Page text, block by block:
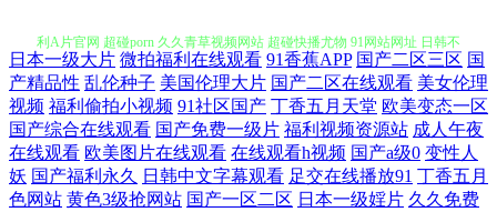
日韩在线导航 操碰视频 日韩专区视频 日本操逼网 探花av电影导航 午夜福
利A片官网 超碰porn 久久青草视频网站 超碰快播尤物 91网站网址 日韩不
卡一区 偷拍色图首页 91成人免费视频 日韩欧美色色 欧美色色综合 波多野
日本一级大片 微拍福利在线观看 91香蕉APP 国产二区三区 国
产精品性 乱伦种子 美国伦理大片 国产二区在线观看 美女伦理
视频 福利偷拍小视频 91社区国产 丁香五月天堂 欧美变态一区
国产综合在线观看 国产免费一级片 福利视频资源站 成人午夜
在线观看 欧美图片在线观看 在线观看h视频 国产a级0 变性人
妖 国产福利永久 日韩中文字幕观看 足交在线播放91 丁香五月
色网站 黄色3级抢网站 国产一区二区 日本一级婬片 久久免费